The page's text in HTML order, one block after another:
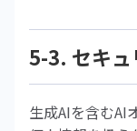
5-3. セキュ
生成AIを含むAI